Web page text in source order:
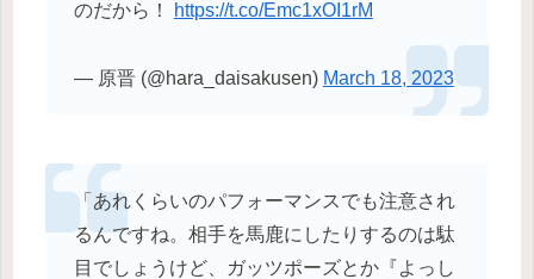
のだから！
https://t.co/Emc1xOI1rM
— 原晋 (@hara_daisakusen) March 18, 2023
「あれくらいのパフォーマンスでも注意され
るんですね。相手を馬鹿にしたりするのは駄
目でしょうけど、ガッツポーズとか『よっし